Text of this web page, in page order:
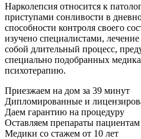
Нарколепсия относится к
приступами сонливости в
способности контроля своего
изучено специалистами,
собой длительный процесс,
специально подобранных
психотерапию.
Приезжаем на дом за 39 минут
Дипломированные и
Даем гарантию на процедуру
Оставляем препараты пациентам
Медики со стажем от 10 лет